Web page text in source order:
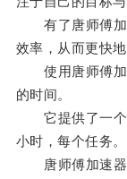
有了唐师傅加
效率，从而更快地
使用唐师傅加
的时间。
它提供了一个
小时，每个任务。
唐师傅加速器